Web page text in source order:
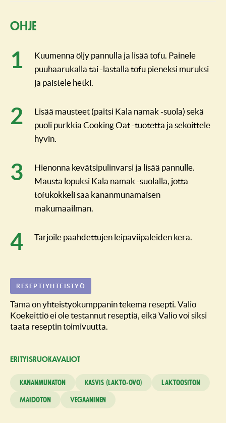
Ohje
Kuumenna öljy pannulla ja lisää tofu. Painele
puuhaarukalla tai -lastalla tofu pieneksi muruksi
ja paistele hetki.
Lisää mausteet (paitsi Kala namak -suola) sekä
puoli purkkia Cooking Oat -tuotetta ja sekoittele
hyvin.
Hienonna kevätsipulinvarsi ja lisää pannulle.
Mausta lopuksi Kala namak -suolalla, jotta
tofukokkeli saa kananmunamaisen
makumaailman.
Tarjoile paahdettujen leipäviipaleiden kera.
RESEPTIYHTEISTYÖ
Tämä on yhteistyökumppanin tekemä resepti. Valio
Koekeittiö ei ole testannut reseptiä, eikä Valio voi siksi
taata reseptin toimivuutta.
ERITYISRUO­KAVALIOT
Kananmunaton Kasvis (lakto-ovo) Laktoositon
Maidoton Vegaaninen